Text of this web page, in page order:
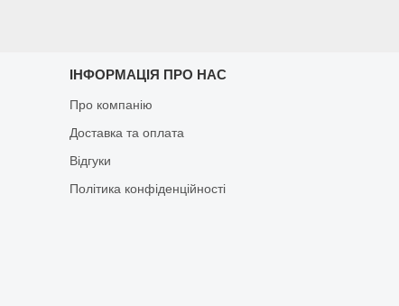
ІНФОРМАЦІЯ ПРО НАС
Про компанію
Доставка та оплата
Відгуки
Політика конфіденційності